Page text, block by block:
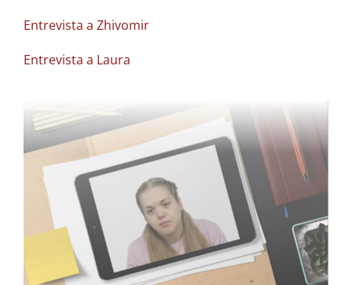
Entrevista a Zhivomir
Entrevista a Laura